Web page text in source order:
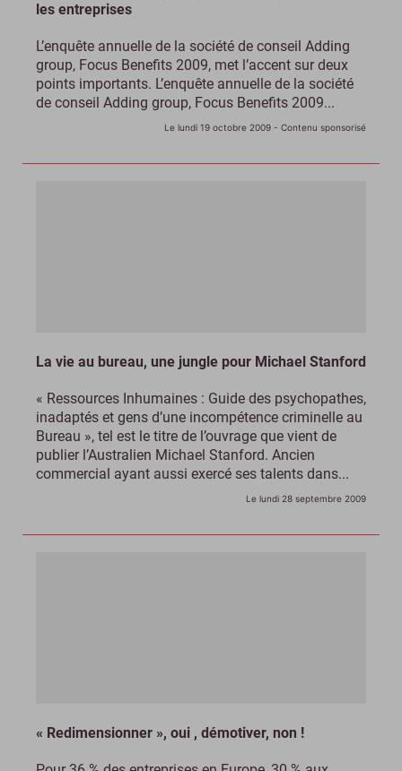
les entreprises
L’enquête annuelle de la société de conseil Adding
group, Focus Benefits 2009, met l’accent sur deux
points importants. L’enquête annuelle de la société
de conseil Adding group, Focus Benefits 2009...
Le lundi 19 octobre 2009 - Contenu sponsorisé
La vie au bureau, une jungle pour Michael Stanford
« Ressources Inhumaines : Guide des psychopathes,
inadaptés et gens d’une incompétence criminelle au
Bureau », tel est le titre de l’ouvrage que vient de
publier l’Australien Michael Stanford. Ancien
commercial ayant aussi exercé ses talents dans...
Le lundi 28 septembre 2009
« Redimensionner », oui , démotiver, non !